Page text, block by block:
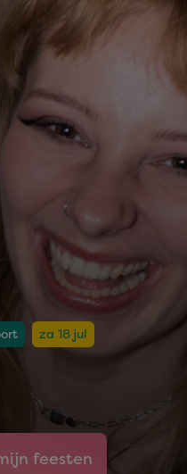
za 18 jul
feesten